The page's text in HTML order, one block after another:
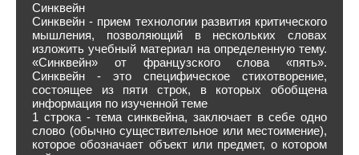
Синквейн
Синквейн - прием технологии развития критического
мышления, позволяющий в нескольких словах
изложить учебный материал на определенную тему.
«Синквейн» от французского слова «пять».
Синквейн - это специфическое стихотворение,
состоящее из пяти строк, в которых обобщена
информация по изученной теме
1 строка - тема синквейна, заключает в себе одно
слово (обычно существительное или местоимение),
которое обозначает объект или предмет, о котором